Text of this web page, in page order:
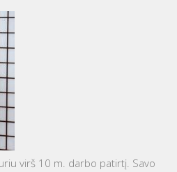
virš 10 m. darbo patirtį. Savo